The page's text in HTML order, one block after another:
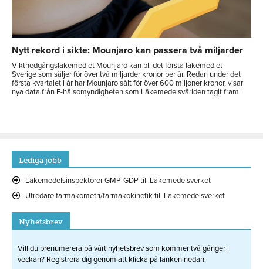
Nytt rekord i sikte: Mounjaro kan passera två miljarder
Viktnedgångsläkemedlet Mounjaro kan bli det första läkemedlet i
Sverige som säljer för över två miljarder kronor per år. Redan under det
första kvartalet i år har Mounjaro sålt för över 600 miljoner kronor, visar
nya data från E-hälsomyndigheten som Läkemedelsvärlden tagit fram.
Lediga jobb
Läkemedelsinspektörer GMP-GDP till Läkemedelsverket
Utredare farmakometri/farmakokinetik till Läkemedelsverket
Nyhetsbrev
Vill du prenumerera på vårt nyhetsbrev som kommer två gånger i
veckan? Registrera dig genom att klicka på länken nedan.